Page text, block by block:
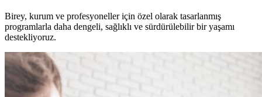
Birey, kurum ve profesyoneller için özel olarak tasarlanmış
programlarla daha dengeli, sağlıklı ve sürdürülebilir bir yaşamı
destekliyoruz.